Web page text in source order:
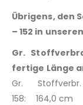
Übrigens, den
– 152 in
Gr.
fertige Länge
Gr.
158: 164,0